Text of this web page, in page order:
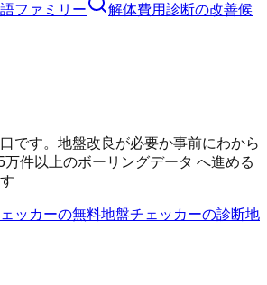
ファミリー 解体費用診断の改善候
です。地盤改良が必要か事前にわから
件以上のボーリングデータ へ進める
ッカーの無料地盤チェッカーの診断地